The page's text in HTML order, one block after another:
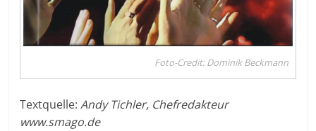
Foto-Credit: Dominik Beckmann
Textquelle:Andy Tichler, Chefredakteur
www.smago.de